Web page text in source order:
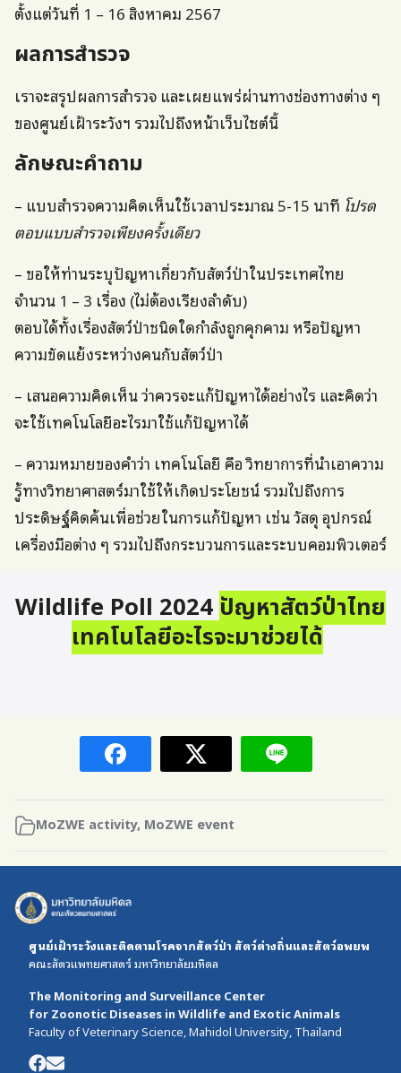
ตั้งแต่วันที่ 1 – 16 สิงหาคม 2567
ผลการสำรวจ
เราจะสรุปผลการสำรวจ และเผยแพร่ผ่านทางช่องทางต่าง ๆ
ของศูนย์เฝ้าระวังฯ รวมไปถึงหน้าเว็บไซต์นี้
ลักษณะคำถาม
– แบบสำรวจความคิดเห็นใช้เวลาประมาณ 5-15 นาที โปรด
ตอบแบบสำรวจเพียงครั้งเดียว
– ขอให้ท่านระบุปัญหาเกี่ยวกับสัตว์ป่าในประเทศไทย
จำนวน 1 – 3 เรื่อง (ไม่ต้องเรียงลำดับ)
ตอบได้ทั้งเรื่องสัตว์ป่าชนิดใดกำลังถูกคุกคาม หรือปัญหา
ความขัดแย้งระหว่างคนกับสัตว์ป่า
– เสนอความคิดเห็น ว่าควรจะแก้ปัญหาได้อย่างไร และคิดว่า
จะใช้เทคโนโลยีอะไรมาใช้แก้ปัญหาได้
– ความหมายของคำว่า เทคโนโลยี คือ วิทยาการที่นำเอาความ
รู้ทางวิทยาศาสตร์มาใช้ให้เกิดประโยชน์ รวมไปถึงการ
ประดิษฐ์คิดค้นเพื่อช่วยในการแก้ปัญหา เช่น วัสดุ อุปกรณ์
เครื่องมือต่าง ๆ รวมไปถึงกระบวนการและระบบคอมพิวเตอร์
Wildlife Poll 2024 ปัญหาสัตว์ป่าไทย
เทคโนโลยีอะไรจะมาช่วยได้
MoZWE activity, MoZWE event
ศูนย์เฝ้าระวังและติดตามโรคจากสัตว์ป่า สัตว์ต่างถิ่นและสัตว์อพยพ
คณะสัตวแพทยศาสตร์ มหาวิทยาลัยมหิดล
The Monitoring and Surveillance Center
for Zoonotic Diseases in Wildlife and Exotic Animals
Faculty of Veterinary Science, Mahidol University, Thailand